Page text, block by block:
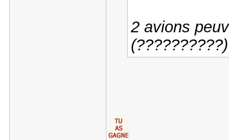
2 avions
(??????????)